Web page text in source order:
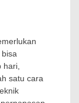
satu cara